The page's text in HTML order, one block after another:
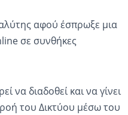
αφού έσπρωξε μια
σε συνθήκες
να διαδοθεί και να γίνει
του Δικτύου μέσω του